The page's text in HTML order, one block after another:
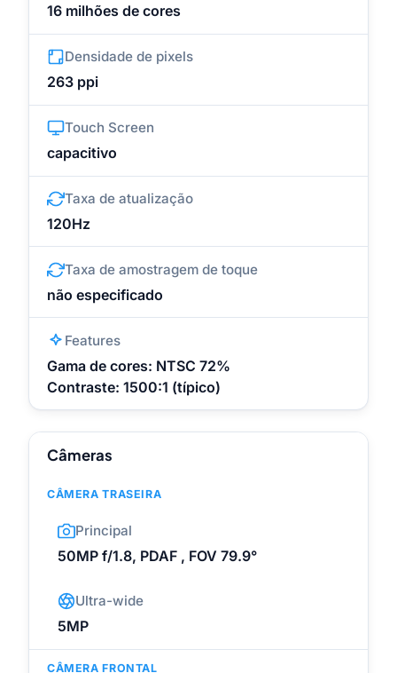
16 milhões de cores
Densidade de pixels
263 ppi
Touch Screen
capacitivo
Taxa de atualização
120Hz
Taxa de amostragem de toque
não especificado
Features
Gama de cores: NTSC 72%
Contraste: 1500:1 (típico)
Câmeras
CÂMERA TRASEIRA
Principal
50MP f/1.8, PDAF , FOV 79.9°
Ultra-wide
5MP
CÂMERA FRONTAL